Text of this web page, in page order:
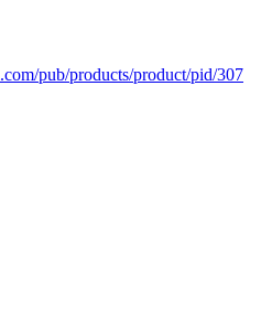
pub/products/product/pid/307